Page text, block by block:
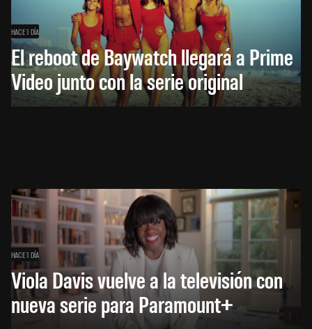
HACE 1 DÍA
El reboot de Baywatch llegará a Prime
Video junto con la serie original
HACE 1 DÍA
Viola Davis vuelve a la televisión con
nueva serie para Paramount+